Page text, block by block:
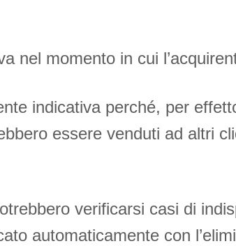
nel momento in cui
indicativa perché, per
essere venduti ad altri
verificarsi casi di
automaticamente con